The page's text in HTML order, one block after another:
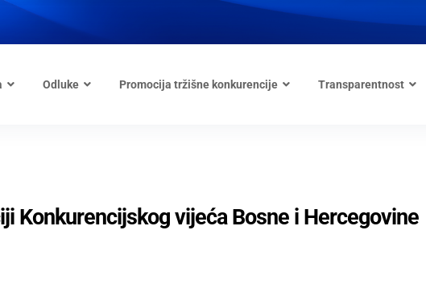
Odluke Promocija tržišne konkurencije Transparentnost
Konkurencijskog vijeća Bosne i Hercegovine